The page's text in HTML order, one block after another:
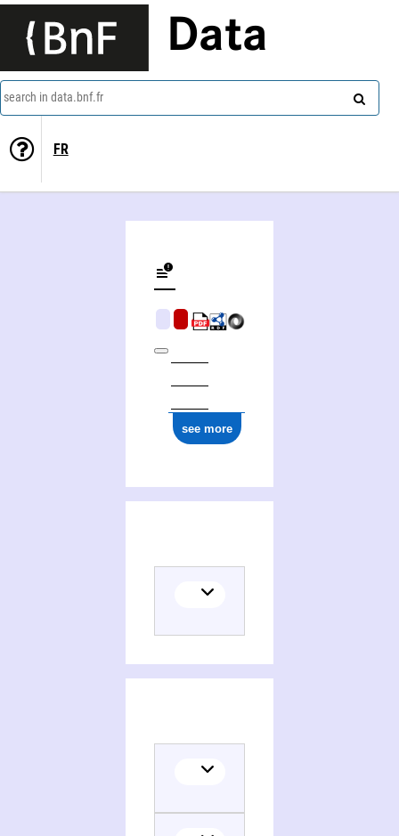
Data
search in data.bnf.fr
FR
see more